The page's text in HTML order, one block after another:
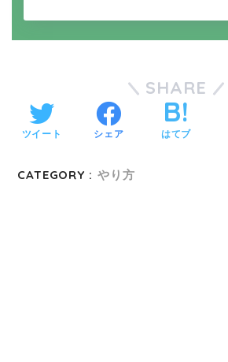
SHARE
ツイート シェア はてブ
CATEGORY : やり方